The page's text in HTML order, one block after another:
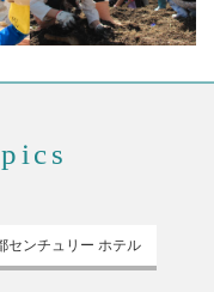
センチュリー ホテル